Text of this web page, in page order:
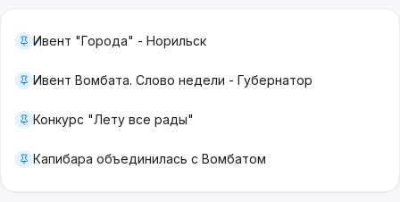
Ивент "Города" - Норильск
Ивент Вомбата. Слово недели - Губернатор
Конкурс "Лету все рады"
Капибара объединилась с Вомбатом